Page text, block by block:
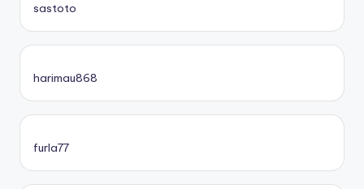
sastoto
harimau868
furla77